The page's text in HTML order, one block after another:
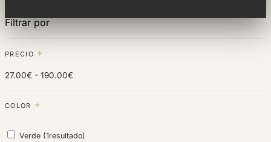
Filtrar por
PRECIO
27.00€ - 190.00€
COLOR
Verde (1resultado)